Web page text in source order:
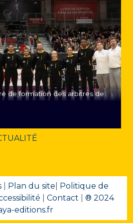
de formation des arbitres de
Plan du site
Politique de
Contact
® 2024
editions.fr